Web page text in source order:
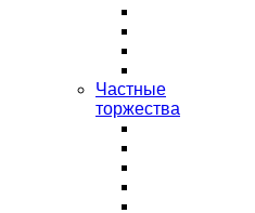
Частные
торжества